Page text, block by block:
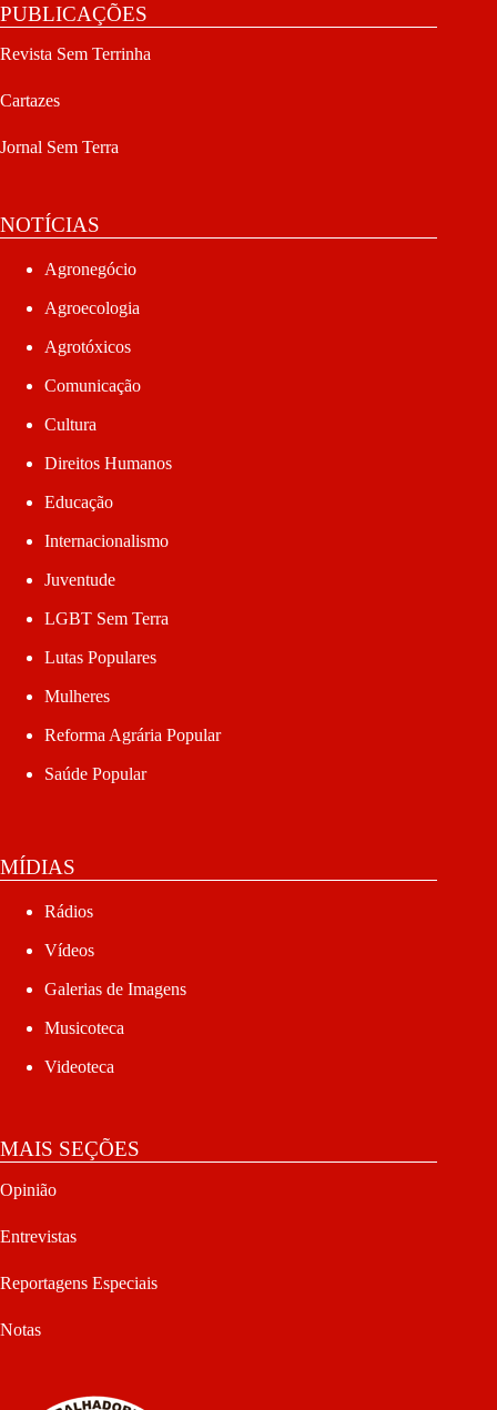
PUBLICAÇÕES
Revista Sem Terrinha
Cartazes
Jornal Sem Terra
NOTÍCIAS
Agronegócio
Agroecologia
Agrotóxicos
Comunicação
Cultura
Direitos Humanos
Educação
Internacionalismo
Juventude
LGBT Sem Terra
Lutas Populares
Mulheres
Reforma Agrária Popular
Saúde Popular
MÍDIAS
Rádios
Vídeos
Galerias de Imagens
Musicoteca
Videoteca
MAIS SEÇÕES
Opinião
Entrevistas
Reportagens Especiais
Notas